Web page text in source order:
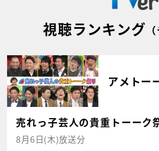
視聴ランキング
アメトー
売れっ子芸人の貴重トーーク
8月6日(木)放送分